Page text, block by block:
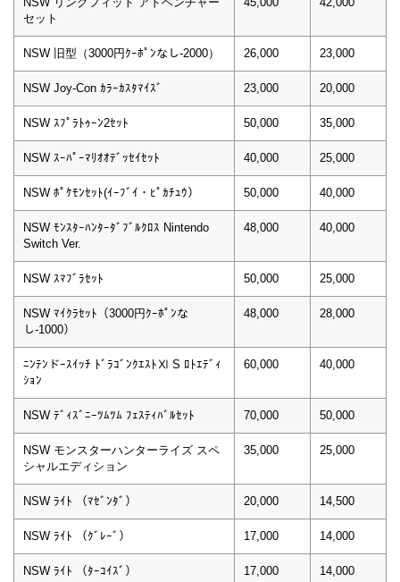
セット
NSW 旧型（3000円ｸｰﾎﾟﾝなし-2000） 26,000 23,000
NSW Joy-Con ｶﾗｰｶｽﾀﾏｲｽﾞ 23,000 20,000
NSW ｽﾌﾟﾗﾄｩｰﾝ2ｾｯﾄ 50,000 35,000
NSW ｽｰﾊﾟｰﾏﾘｵｵﾃﾞｯｾｲｾｯﾄ 40,000 25,000
NSW ﾎﾟｹﾓﾝｾｯﾄ(ｲｰﾌﾞｲ・ﾋﾟｶﾁｭｳ） 50,000 40,000
NSW ﾓﾝｽﾀｰﾊﾝﾀｰﾀﾞﾌﾞﾙｸﾛｽ Nintendo
Switch Ver.
48,000 40,000
NSW ｽﾏﾌﾞﾗｾｯﾄ 50,000 25,000
NSW ﾏｲｸﾗｾｯﾄ（3000円ｸｰﾎﾟﾝな
し-1000）
48,000 28,000
ﾆﾝﾃﾝドｰｽｲｯﾁ ﾄﾞﾗｺﾞﾝｸｴｽﾄⅪ S ﾛﾄｴﾃﾞｨ
ｼｮﾝ
60,000 40,000
NSW ﾃﾞｨｽﾞﾆｰﾂﾑﾂﾑ ﾌｪｽﾃｨﾊﾞﾙｾｯﾄ 70,000 50,000
NSW モンスターハンターライズ スペ
シャルエディション
35,000 25,000
NSW ﾗｲﾄ （ﾏｾﾞﾝﾀﾞ） 20,000 14,500
NSW ﾗｲﾄ （ｸﾞﾚｰﾞ） 17,000 14,000
NSW ﾗｲﾄ （ﾀｰｺｲｽﾞ） 17,000 14,000